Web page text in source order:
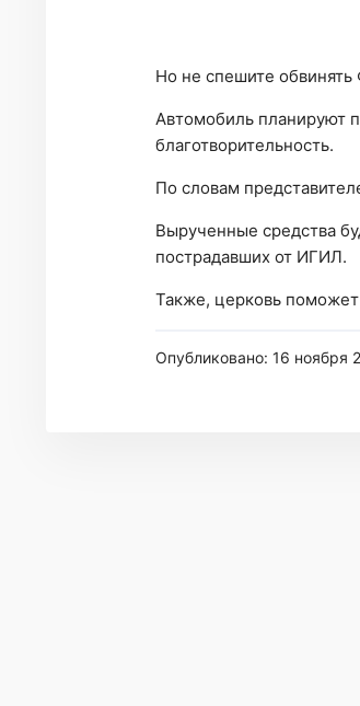
Но не спешите обвинять
Автомобиль планируют
благотворительность.
По словам
Вырученные средства
пострадавших от ИГИЛ.
Также, церковь
Опубликовано: 16 ноября